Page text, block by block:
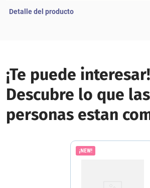
Detalle del producto
¡Te puede interesar!
Descubre lo que las
personas estan
¡NEW!